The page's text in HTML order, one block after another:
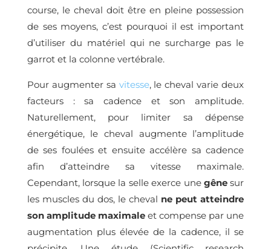
course, le cheval doit être en pleine possession
de ses moyens, c’est pourquoi il est important
d’utiliser du matériel qui ne surcharge pas le
garrot et la colonne vertébrale.
Pour augmenter sa vitesse, le cheval varie deux
facteurs : sa cadence et son amplitude.
Naturellement, pour limiter sa dépense
énergétique, le cheval augmente l’amplitude
de ses foulées et ensuite accélère sa cadence
afin d’atteindre sa vitesse maximale.
Cependant, lorsque la selle exerce une gênesur
les muscles du dos, le cheval ne peut atteindre
son amplitude maximaleet compense par une
augmentation plus élevée de la cadence, il se